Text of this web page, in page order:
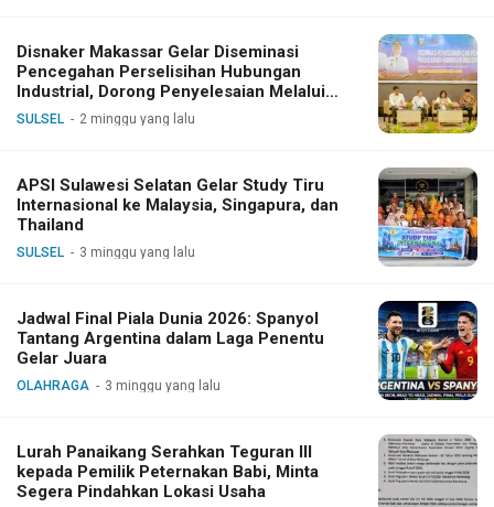
Disnaker Makassar Gelar Diseminasi
Pencegahan Perselisihan Hubungan
Industrial, Dorong Penyelesaian Melalui
Dialog
SULSEL 2 minggu yang lalu
APSI Sulawesi Selatan Gelar Study Tiru
Internasional ke Malaysia, Singapura, dan
Thailand
SULSEL 3 minggu yang lalu
Jadwal Final Piala Dunia 2026: Spanyol
Tantang Argentina dalam Laga Penentu
Gelar Juara
OLAHRAGA 3 minggu yang lalu
Lurah Panaikang Serahkan Teguran III
kepada Pemilik Peternakan Babi, Minta
Segera Pindahkan Lokasi Usaha